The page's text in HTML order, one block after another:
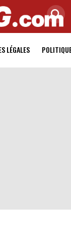
LÉGALES